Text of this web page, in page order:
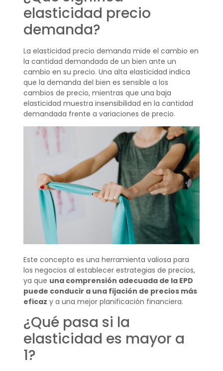
elasticidad precio
demanda?
La elasticidad precio demanda mide el cambio en
la cantidad demandada de un bien ante un
cambio en su precio. Una alta elasticidad indica
que la demanda del bien es sensible a los
cambios de precio, mientras que una baja
elasticidad muestra insensibilidad en la cantidad
demandada frente a variaciones de precio.
Este concepto es una herramienta valiosa para
los negocios al establecer estrategias de precios,
ya que una comprensión adecuada de la EPD
puede conducir a una fijación de precios más
eficaz y a una mejor planificación financiera.
¿Qué pasa si la
elasticidad es mayor a
1?